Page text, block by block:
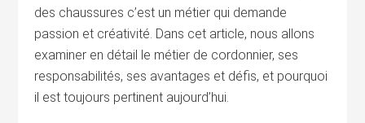
des chaussures c’est un métier qui demande
passion et créativité. Dans cet article, nous allons
examiner en détail le métier de cordonnier, ses
responsabilités, ses avantages et défis, et pourquoi
il est toujours pertinent aujourd’hui.